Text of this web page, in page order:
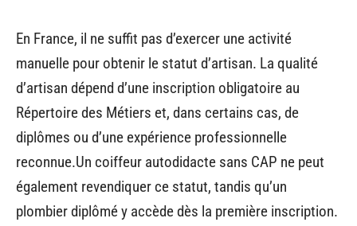
En France, il ne suffit pas d’exercer une activité
manuelle pour obtenir le statut d’artisan. La qualité
d’artisan dépend d’une inscription obligatoire au
Répertoire des Métiers et, dans certains cas, de
diplômes ou d’une expérience professionnelle
reconnue.Un coiffeur autodidacte sans CAP ne peut
également revendiquer ce statut, tandis qu’un
plombier diplômé y accède dès la première inscription.